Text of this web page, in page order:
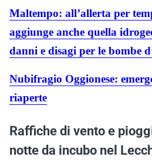
Maltempo: all’allerta per
aggiunge anche quella
danni e disagi per le bombe
Nubifragio Oggionese:
riaperte
Raffiche di vento e
notte da incubo nel